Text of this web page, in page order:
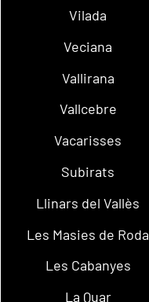
Vilada
Veciana
Vallirana
Vallcebre
Vacarisses
Subirats
Llinars del Vallès
Les Masies de Roda
Les Cabanyes
La Quar